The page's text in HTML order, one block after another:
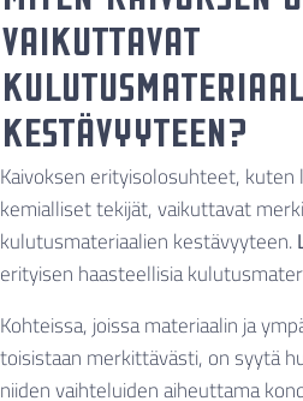
vaikuttavat
kestävyyteen?
Kaivoksen erityisolosuhteet,
kemialliset tekijät, vaikuttavat
kulutusmateriaalien kestävyyteen.
erityisen haasteellisia
Kohteissa, joissa materiaalin ja
toisistaan merkittävästi, on syytä
niiden vaihteluiden aiheuttama